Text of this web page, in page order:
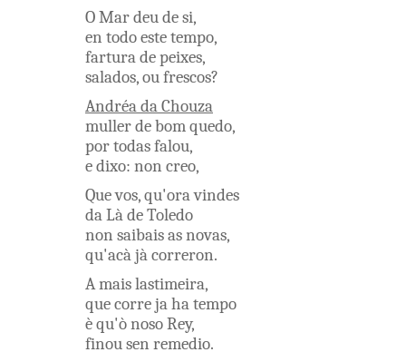
OMardeudesi,
en todoestetempo,
farturadepeixes,
salados,oufrescos?
AndréadaChouza
mullerdebomquedo,
portodasfalou,
edixo: non creo,
Quevos,qu'oravindes
da LàdeToledo
non saibaisasnovas,
qu'acàjàcorreron.
Amaislastimeira,
quecorrejahatempo
èqu'ònosoRey,
finousen remedio.